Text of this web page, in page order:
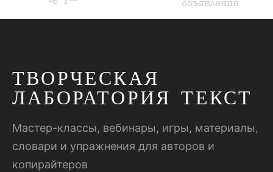
ТВОРЧЕСКАЯ
ЛАБОРАТОРИЯ ТЕКСТ
Мастер-классы, вебинары, игры, материалы,
словари и упражнения для авторов и
копирайтеров